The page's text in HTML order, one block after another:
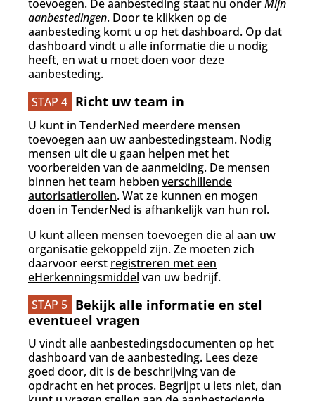
toevoegen. De aanbesteding staat nu onderMijn
aanbestedingen. Door te klikken op de
aanbesteding komt u op het dashboard. Op dat
dashboard vindt u alle informatie die u nodig
heeft, en wat u moet doen voor deze
aanbesteding.
STAP 4 Richt uw team in
U kunt in TenderNed meerdere mensen
toevoegen aan uw aanbestedingsteam. Nodig
mensen uit die u gaan helpen met het
voorbereiden van de aanmelding. De mensen
binnen het team hebbenverschillende
autorisatierollen. Wat ze kunnen en mogen
doen in TenderNed is afhankelijk van hun rol.
U kunt alleen mensen toevoegen die al aan uw
organisatie gekoppeld zijn. Ze moeten zich
daarvoor eerst registreren met een
eHerkenningsmiddel van uw bedrijf.
STAP 5 Bekijk alle informatie en stel
eventueel vragen
U vindt alle aanbestedingsdocumenten op het
dashboard van de aanbesteding. Lees deze
goed door, dit is de beschrijving van de
opdracht en het proces. Begrijpt u iets niet, dan